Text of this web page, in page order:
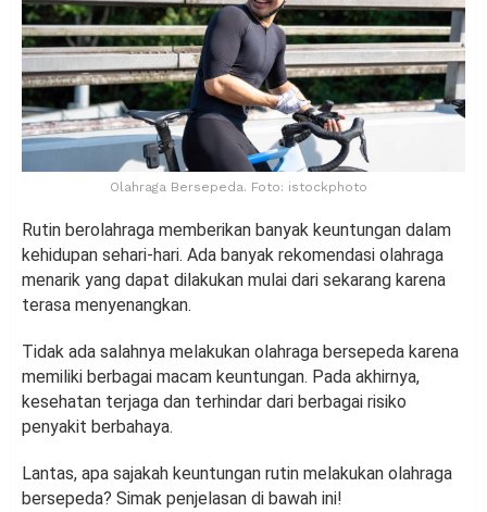
Olahraga Bersepeda. Foto: istockphoto
Rutin berolahraga memberikan banyak keuntungan dalam
kehidupan sehari-hari. Ada banyak rekomendasi olahraga
menarik yang dapat dilakukan mulai dari sekarang karena
terasa menyenangkan.
Tidak ada salahnya melakukan olahraga bersepeda karena
memiliki berbagai macam keuntungan. Pada akhirnya,
kesehatan terjaga dan terhindar dari berbagai risiko
penyakit berbahaya.
Lantas, apa sajakah keuntungan rutin melakukan olahraga
bersepeda? Simak penjelasan di bawah ini!